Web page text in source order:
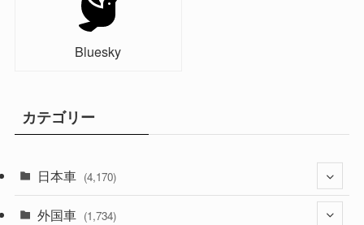
Bluesky
カテゴリー
日本車 (4,170)
(1,320)
外国車 (1,734)